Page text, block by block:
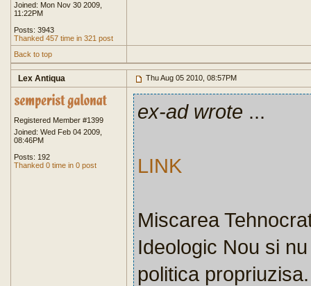
Joined: Mon Nov 30 2009,
11:22PM
Posts: 3943
Thanked 457 time in 321 post
Back to top
Lex Antiqua Thu Aug 05 2010, 08:57PM
Registered Member #1399
Joined: Wed Feb 04 2009,
08:46PM
Posts: 192
Thanked 0 time in 0 post
ex-ad wrote ...
LINK
Miscarea
Ideologic Nou si
politica propriuzisa.